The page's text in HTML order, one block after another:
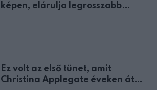
képen, elárulja legrosszabb
Ez volt az első tünet, amit
Christina Applegate éveken át